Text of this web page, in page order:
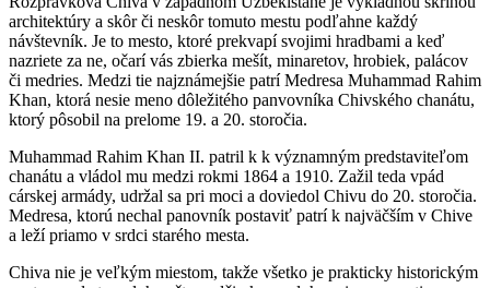
architektúry a skôr či neskôr tomuto mestu podľahne každý
návštevník. Je to mesto, ktoré prekvapí svojimi hradbami a keď
nazriete za ne, očarí vás zbierka mešít, minaretov, hrobiek, palácov
či medries. Medzi tie najznámejšie patrí Medresa Muhammad Rahim
Khan, ktorá nesie meno dôležitého panvovníka Chivského chanátu,
ktorý pôsobil na prelome 19. a 20. storočia.
Muhammad Rahim Khan II. patril k k významným predstaviteľom
chanátu a vládol mu medzi rokmi 1864 a 1910. Zažil teda vpád
cárskej armády, udržal sa pri moci a doviedol Chivu do 20. storočia.
Medresa, ktorú nechal panovník postaviť patrí k najväčším v Chive
a leží priamo v srdci starého mesta.
Chiva nie je veľkým miestom, takže všetko je prakticky historickým